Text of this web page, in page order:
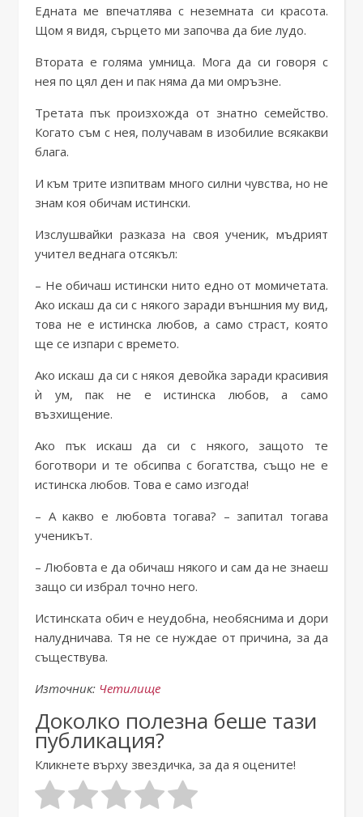
Едната ме впечатлява с неземната си красота.
Щом я видя, сърцето ми започва да бие лудо.
Втората е голяма умница. Мога да си говоря с
нея по цял ден и пак няма да ми омръзне.
Третата пък произхожда от знатно семейство.
Когато съм с нея, получавам в изобилие всякакви
блага.
И към трите изпитвам много силни чувства, но не
знам коя обичам истински.
Изслушвайки разказа на своя ученик, мъдрият
учител веднага отсякъл:
– Не обичаш истински нито едно от момичетата.
Ако искаш да си с някого заради външния му вид,
това не е истинска любов, а само страст, която
ще се изпари с времето.
Ако искаш да си с някоя девойка заради красивия
ѝ ум, пак не е истинска любов, а само
възхищение.
Ако пък искаш да си с някого, защото те
боготвори и те обсипва с богатства, също не е
истинска любов. Това е само изгода!
– А какво е любовта тогава? – запитал тогава
ученикът.
– Любовта е да обичаш някого и сам да не знаеш
защо си избрал точно него.
Истинската обич е неудобна, необяснима и дори
налудничава. Тя не се нуждае от причина, за да
съществува.
Източник: Четилище
Доколко полезна беше тази
публикация?
Кликнете върху звездичка, за да я оцените!